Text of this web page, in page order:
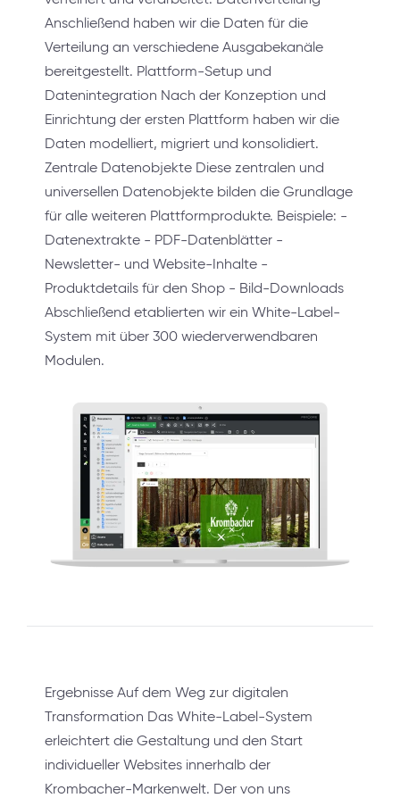
Anschließend haben wir die Daten für die
Verteilung an verschiedene Ausgabekanäle
bereitgestellt. Plattform-Setup und
Datenintegration Nach der Konzeption und
Einrichtung der ersten Plattform haben wir die
Daten modelliert, migriert und konsolidiert.
Zentrale Datenobjekte Diese zentralen und
universellen Datenobjekte bilden die Grundlage
für alle weiteren Plattformprodukte. Beispiele: -
Datenextrakte - PDF-Datenblätter -
Newsletter- und Website-Inhalte -
Produktdetails für den Shop - Bild-Downloads
Abschließend etablierten wir ein White-Label-
System mit über 300 wiederverwendbaren
Modulen.
Ergebnisse Auf dem Weg zur digitalen
Transformation Das White-Label-System
erleichtert die Gestaltung und den Start
individueller Websites innerhalb der
Krombacher-Markenwelt. Der von uns